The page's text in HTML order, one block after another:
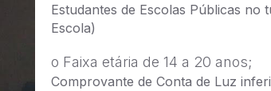
Estudantes de Escolas Públicas no
Escola)
o Faixa etária de 14 a 20 anos;
Comprovante de Conta de Luz